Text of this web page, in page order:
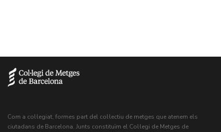
Com a col·legiat, formes part del col·lectiu de metges que atenem els
ciutadans de Barcelona. Junts constituïm el Col·legi de Metges de